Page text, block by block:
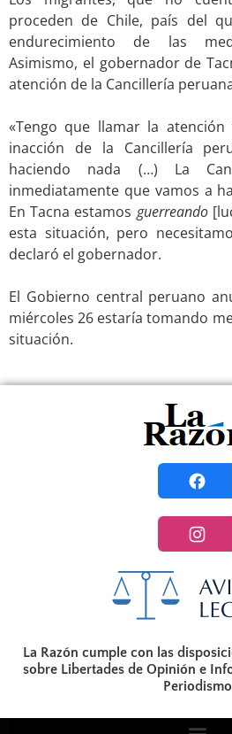
proceden de Chile, país del
endurecimiento de las
Asimismo, el gobernador de
atención de la Cancillería
«Tengo que llamar la
inacción de la Cancillería
haciendo nada (…) La
inmediatamente que vamos a
En Tacna estamos guerreando
esta situación, pero
declaró el gobernador.
El Gobierno central peruano
miércoles 26 estaría tomando
situación.
La Razón cumple con las
sobre Libertades de Opinión e
Periodismo